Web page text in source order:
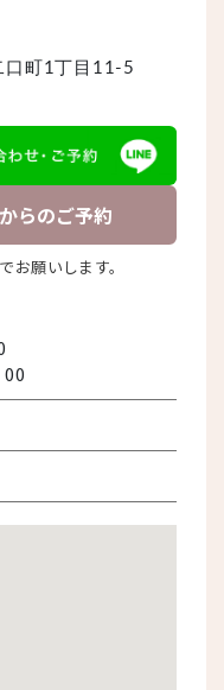
口町1丁目11-5
らのご予約
お願いします。